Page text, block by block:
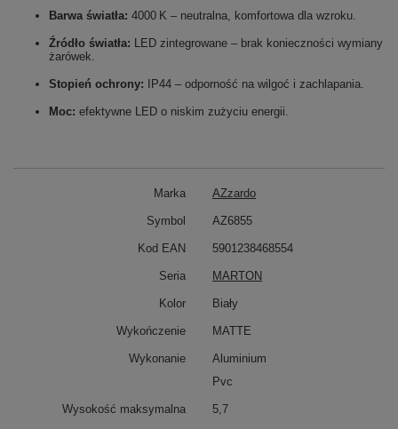
Barwa światła: 4000 K – neutralna, komfortowa dla wzroku.
Źródło światła: LED zintegrowane – brak konieczności wymiany
żarówek.
Stopień ochrony: IP44 – odporność na wilgoć i zachlapania.
Moc: efektywne LED o niskim zużyciu energii.
Marka AZzardo
Symbol AZ6855
Kod EAN 5901238468554
Seria MARTON
Kolor Biały
Wykończenie MATTE
Wykonanie
Aluminium
Pvc
Wysokość maksymalna 5,7